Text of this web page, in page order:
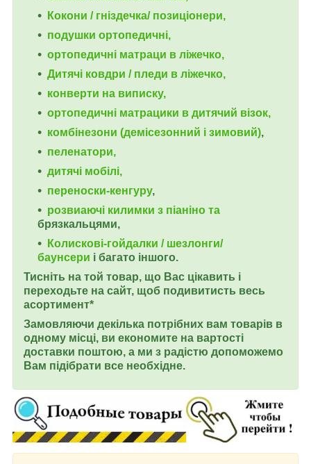
Кокони / гніздечка/ позиціонери,
подушки ортопедичні,
ортопедичні матраци в ліжечко,
Дитячі ковдри / пледи в ліжечко,
конверти на виписку,
ортопедичні матрацики в дитячий візок,
комбінезони (демісезонний і зимовий),
пеленатори,
дитячі мобілі,
переноски-кенгуру,
розвиаючі килимки з піаніно та
брязкальцями,
Колискові-гойдалки / шезлонги/
баунсери і багато іншого.
Тисніть на той товар, що Вас цікавить і
переходьте на сайт, щоб подивитисть весь
асортимент*
Замовляючи декілька потрібних вам товарів в
одному місці, ви економите на вартості
доставки поштою, а ми з радістю допоможемо
Вам підібрати все необхідне.